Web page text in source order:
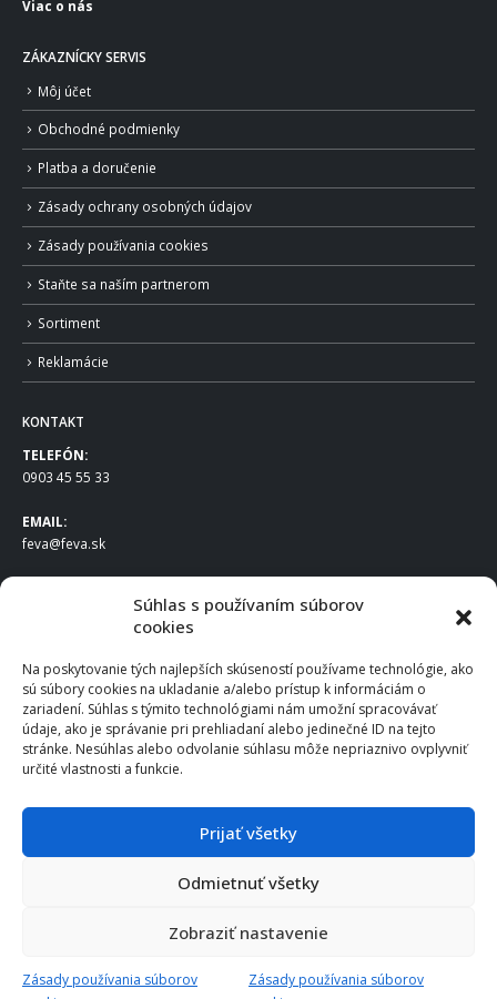
Súhlas s používaním súborov
cookies
Na poskytovanie tých najlepších skúseností používame technológie, ako
sú súbory cookies na ukladanie a/alebo prístup k informáciám o
zariadení. Súhlas s týmito technológiami nám umožní spracovávať
údaje, ako je správanie pri prehliadaní alebo jedinečné ID na tejto
stránke. Nesúhlas alebo odvolanie súhlasu môže nepriaznivo ovplyvniť
určité vlastnosti a funkcie.
Prijať všetky
Odmietnuť všetky
Zobraziť nastavenie
Zásady používania súborov
Zásady používania súborov
Viac o nás
ZÁKAZNÍCKY SERVIS
Môj účet
Obchodné podmienky
Platba a doručenie
Zásady ochrany osobných údajov
Zásady používania cookies
Staňte sa naším partnerom
Sortiment
Reklamácie
KONTAKT
TELEFÓN:
0903 45 55 33
EMAIL:
feva@feva.sk
FEVA Slovakia SK s.r.o.
831 04 Bratislava
IČO: 50922688
DIČ: 2120539388
IČ DPH: SK2120539388
Po – Pia: 8:00 – 16:30